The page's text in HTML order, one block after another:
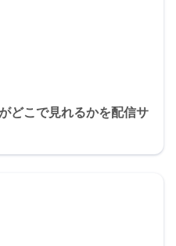
どこで見れるかを配信サ